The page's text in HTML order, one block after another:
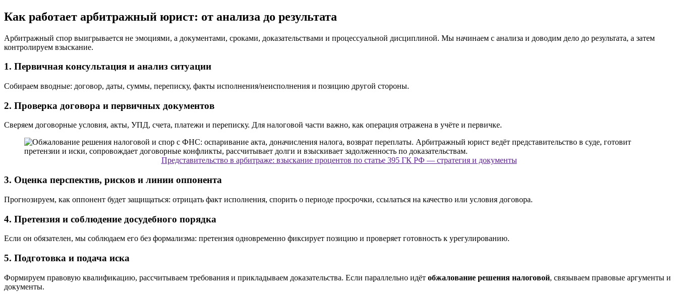
Как работает арбитражный юрист: от анализа до результата
Арбитражный спор выигрывается не эмоциями, а документами, сроками, доказательствами и процессуальной дисциплиной. Мы начинаем с анализа и доводим дело до результата, а затем
контролируем взыскание.
1. Первичная консультация и анализ ситуации
Собираем вводные: договор, даты, суммы, переписку, факты исполнения/неисполнения и позицию другой стороны.
2. Проверка договора и первичных документов
Сверяем договорные условия, акты, УПД, счета, платежи и переписку. Для налоговой части важно, как операция отражена в учёте и первичке.
Представительство в арбитраже: взыскание процентов по статье 395 ГК РФ — стратегия и документы
3. Оценка перспектив, рисков и линии оппонента
Прогнозируем, как оппонент будет защищаться: отрицать факт исполнения, спорить о периоде просрочки, ссылаться на качество или условия договора.
4. Претензия и соблюдение досудебного порядка
Если он обязателен, мы соблюдаем его без формализма: претензия одновременно фиксирует позицию и проверяет готовность к урегулированию.
5. Подготовка и подача иска
Формируем правовую квалификацию, рассчитываем требования и прикладываем доказательства. Если параллельно идёт обжалование решения налоговой, связываем правовые аргументы и
документы.